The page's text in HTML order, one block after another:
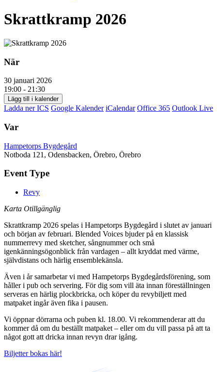
Skrattkramp 2026
När
30 januari 2026
19:00 - 21:30
Lägg till i kalender
Ladda ner ICS Google Kalender iCalendar Office 365 Outlook Live
Var
Hampetorps Bygdegård
Notboda 121, Odensbacken, Örebro, Örebro
Event Type
Revy
Karta Otillgänglig
Skrattkramp 2026 spelas i Hampetorps Bygdegård i slutet av januari
och början av februari. Blended Voices bjuder på en klassisk
nummerrevy med sketcher, sångnummer och små
igenkänningsögonblick från vardagen – allt kryddat med värme,
självdistans och härlig ensemblekänsla.
Även i år samarbetar vi med Hampetorps Bygdegårdsförening, som
håller i pub och servering. För dig som vill äta innan föreställningen
serveras en härlig plockbricka, och köper du revybiljett med
matpaket ingår även fika i pausen.
Vi öppnar dörrarna och puben kl. 18.00. Vi rekommenderar att du
kommer då om du beställt matpaket – eller om du vill passa på att ta
något gott att dricka innan revyn drar igång.
Biljetter bokas här!